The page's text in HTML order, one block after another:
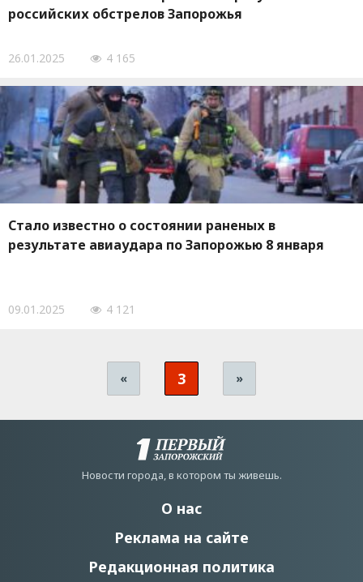
российских обстрелов Запорожья
26.01.2025 4 165
Стало известно о состоянии раненых в
результате авиаудара по Запорожью 8 января
09.01.2025 4 121
« 3 »
Новости города, в котором ты живешь.
О нас
Реклама на сайте
Редакционная политика